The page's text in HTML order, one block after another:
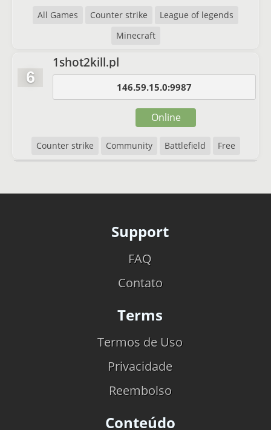
All Games Counter strike
League of legends
Minecraft
6
1shot2kill.pl
146.59.15.0:9987
Counter strike Community Battlefield Free
Online
Support
FAQ
Contato
Terms
Termos de Uso
Privacidade
Reembolso
Conteúdo